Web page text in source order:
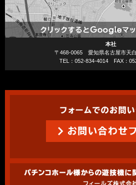
本社
〒468-0065 愛知県名古屋市天
TEL：052-834-4014 FAX：